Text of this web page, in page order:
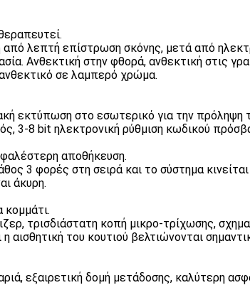
από λεπτή επίστρωση σκόνης, μετά από
Ανθεκτική στην φθορά, ανθεκτική στις
σε λαμπερό χρώμα.
εκτύπωση στο εσωτερικό για την πρόληψη
3-8 bit ηλεκτρονική ρύθμιση κωδικού
αποθήκευση.
3 φορές στη σειρά και το σύστημα κινείται
άκυρη.
κομμάτι.
τρισδιάστατη κοπή μικρο-τρίχωσης,
αισθητική του κουτιού βελτιώνονται
εξαιρετική δομή μετάδοσης, καλύτερη